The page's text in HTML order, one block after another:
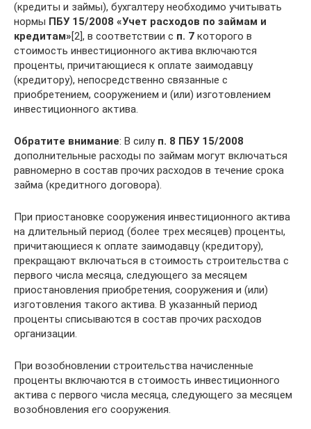
(кредиты и займы), бухгалтеру необходимо учитывать
нормы ПБУ 15/2008 «Учет расходов по займам и
кредитам»[2], в соответствии с п. 7 которого в
стоимость инвестиционного актива включаются
проценты, причитающиеся к оплате заимодавцу
(кредитору), непосредственно связанные с
приобретением, сооружением и (или) изготовлением
инвестиционного актива.
Обратите внимание: В силу п. 8 ПБУ 15/2008
дополнительные расходы по займам могут включаться
равномерно в состав прочих расходов в течение срока
займа (кредитного договора).
При приостановке сооружения инвестиционного актива
на длительный период (более трех месяцев) проценты,
причитающиеся к оплате заимодавцу (кредитору),
прекращают включаться в стоимость строительства с
первого числа месяца, следующего за месяцем
приостановления приобретения, сооружения и (или)
изготовления такого актива. В указанный период
проценты списываются в состав прочих расходов
организации.
При возобновлении строительства начисленные
проценты включаются в стоимость инвестиционного
актива с первого числа месяца, следующего за месяцем
возобновления его сооружения.